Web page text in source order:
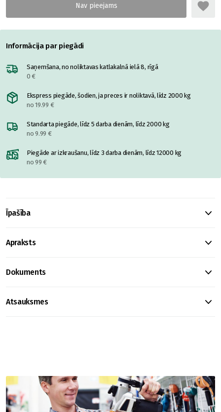
Informācija par piegādi
Saņemšana, no noliktavas katlakalnā ielā 8, rīgā
0 €
Ekspress piegāde, šodien, ja preces ir noliktavā, līdz 2000 kg
no 19.99 €
Standarta piegāde, līdz 5 darba dienām, līdz 2000 kg
no 9.99 €
Piegāde ar izkraušanu, līdz 3 darba dienām, līdz 12000 kg
no 99 €
Īpašība
Apraksts
Dokuments
Atsauksmes